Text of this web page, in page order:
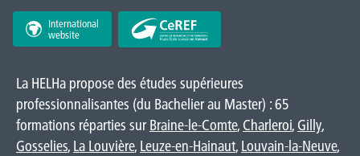
International
website
La HELHa propose des études supérieures
professionnalisantes (du Bachelier au Master) : 65
formations réparties surBraine-le-Comte, Charleroi, Gilly,
Gosselies, La Louvière, Leuze-en-Hainaut, Louvain-la-Neuve,